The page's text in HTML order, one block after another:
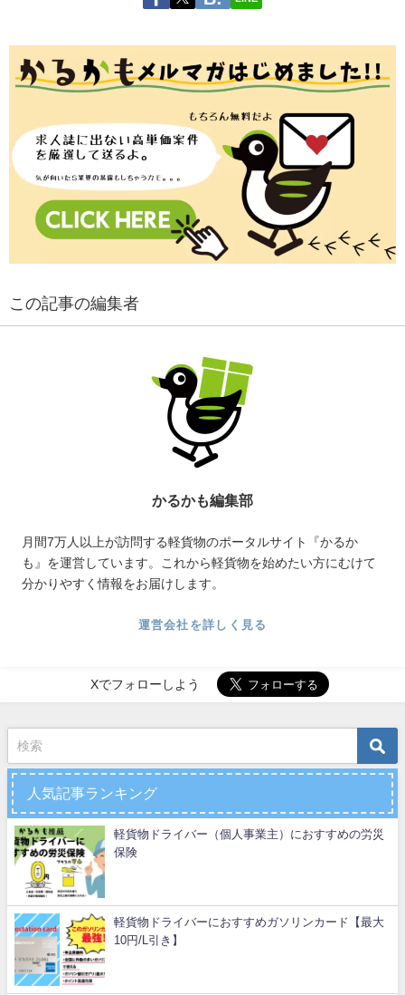
この記事の編集者
かるかも編集部
月間7万人以上が訪問する軽貨物のポータルサイト『かるか
も』を運営しています。これから軽貨物を始めたい方にむけて
分かりやすく情報をお届けします。
運営会社を詳しく見る
Xでフォローしよう
人気記事ランキング
軽貨物ドライバー（個人事業主）におすすめの労災
保険
軽貨物ドライバーにおすすめガソリンカード【最大
10円/L引き】